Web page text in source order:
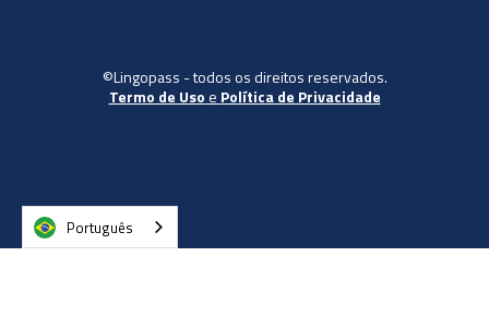
©Lingopass - todos os direitos reservados.
Termo de Uso e Política de Privacidade
Português